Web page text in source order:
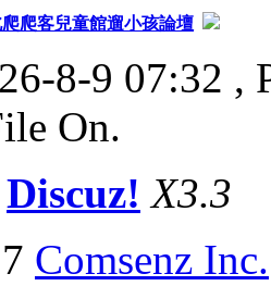
爬客兒童館遛小孩論壇
8-9 07:32 ,
On.
Discuz! X3.3
Comsenz Inc.